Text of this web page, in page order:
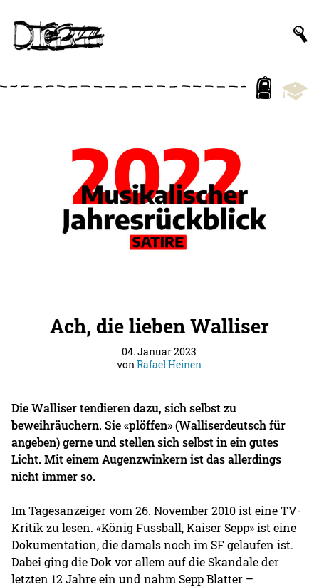
Ach, die lieben Walliser
04. Januar 2023
vonRafael Heinen
Die Walliser tendieren dazu, sich selbst zu
beweihräuchern. Sie «plöffen» (Walliserdeutsch für
angeben) gerne und stellen sich selbst in ein gutes
Licht. Mit einem Augenzwinkern ist das allerdings
nicht immer so.
Im Tagesanzeiger vom 26. November 2010 ist eine TV-
Kritik zu lesen. «König Fussball, Kaiser Sepp» ist eine
Dokumentation, die damals noch im SF gelaufen ist.
Dabei ging die Dok vor allem auf die Skandale der
letzten 12 Jahre ein und nahm Sepp Blatter –